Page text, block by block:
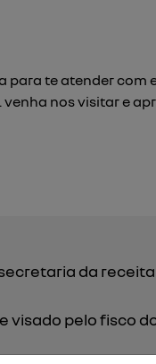
te atender
nos visitar e
da
visado pelo fisco